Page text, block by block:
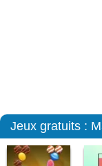
Jeux gratuits :